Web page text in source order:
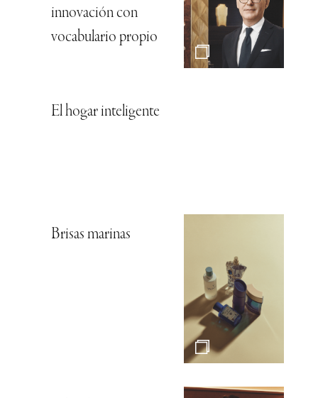
innovación con
vocabulario propio
El hogar inteligente
Brisas marinas